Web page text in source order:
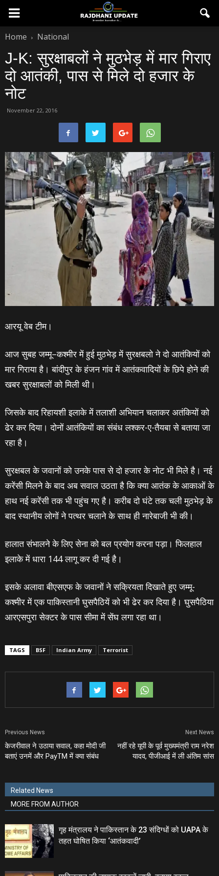
Home National
J-K: सुरक्षाबलों ने मुठभेड़ में मार गिराए
दो आतंकी, पास से मिले दो हजार केे
नोट
November 22, 2016
आरयू वेब टीम।
आज सुबह जम्‍मू–कश्‍मीर में हुई मुठभेड़ में सुरक्षबलो ने दो आतंकियों को
मार गिराया है। बांदीपुर के हंजन गांव में आतंकवादियों के छिपे होने की
खबर सुरक्षाबलों को मिली थी।
जिसके बाद रिहायशी इलाके में तलाशी अभियान चलाकर अतंकियों को
ढेर कर दिया। दोनों आतंकियों का संबंध लश्‍कर-ए-तैयबा से बताया जा
रहा है।
सुरक्षबल के जवानों को उनके पास से दो हजार के नोट भी मिले है। नई
करेंसी मिलने के बाद अब सवाल उठता है कि क्‍या आतंक के आकाओं के
हाथ नई करेंसी तक भी पहुंच गए है। करीब दो घंटे तक चली मुठभेड़ के
बाद स्‍थानीय लोगों ने पत्‍थर चलाने के साथ ही नारेबाजी भी की।
हालात संभालने के लिए सेना को बल प्रयोग करना पड़ा। फिलहाल
इलाके में धारा 144 लागू कर दी गई है।
इसके अलावा बीएसएफ के जवानों ने सक्रियता दिखाते हुए जम्‍मू-
कश्‍मीर में एक पाकिस्‍तानी घुसपैठियें को भी ढेर कर दिया है। घुसपैठिया
आरएसपुरा सेक्‍टर के पास सीमा में सेंघ लगा रहा था।
TAGS BSF Indian Army Terrorist
Previous News
केजरीवाल ने उठाया सवाल, कहा मोदी जी
बताएं उनमें और PayTM में क्‍या संबंध
Next News
नहीं रहे यूपी के पूर्व मुख्‍यमंत्री राम नरेश
यादव, पीजीआई में ली अंतिम सांस
Related News
MORE FROM AUTHOR
गृह मंत्रालय ने पाकिस्तान के 23 संदिग्धों को UAPA के
तहत घोषित किया ‘आतंकवादी’